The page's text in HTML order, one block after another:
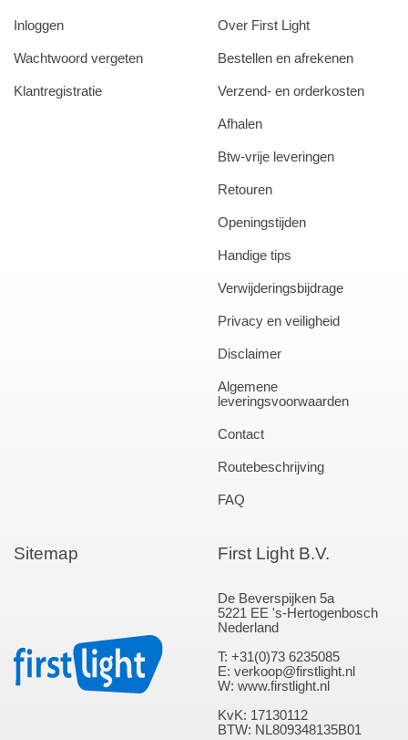
Over First Light
Bestellen en afrekenen
Verzend- en orderkosten
Afhalen
Btw-vrije leveringen
Retouren
Openingstijden
Handige tips
Verwijderingsbijdrage
Privacy en veiligheid
Disclaimer
Algemene
leveringsvoorwaarden
Contact
Routebeschrijving
FAQ
Inloggen
Wachtwoord vergeten
Klantregistratie
Sitemap First Light B.V.
De Beverspijken 5a
5221 EE 's-Hertogenbosch
Nederland
T: +31(0)73 6235085
E: verkoop@firstlight.nl
W: www.firstlight.nl
KvK: 17130112
BTW: NL809348135B01